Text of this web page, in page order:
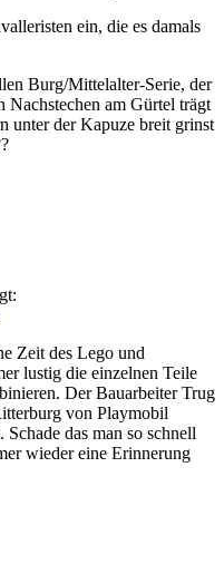
ein, die es damals
Burg/Mittelalter-Serie, der
am Gürtel trägt
unter der Kapuze breit grinst
Zeit des Lego und
lustig die einzelnen Teile
Der Bauarbeiter Trug
von Playmobil
das man so schnell
wieder eine Erinnerung